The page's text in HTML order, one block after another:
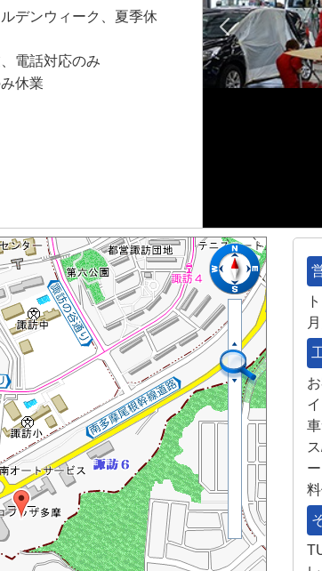
デンウィーク、夏季休
電話対応のみ
休業